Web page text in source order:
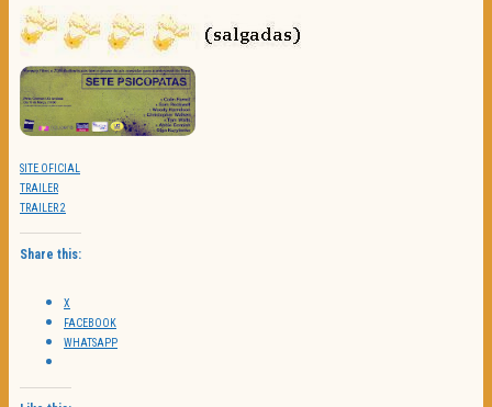
SITE OFICIAL
TRAILER
TRAILER 2
Share this:
X
FACEBOOK
WHATSAPP